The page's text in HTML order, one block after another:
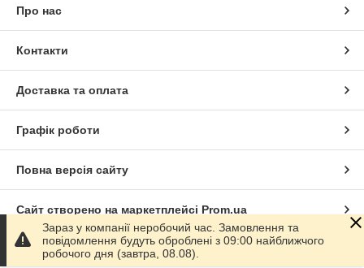
Про нас
Контакти
Доставка та оплата
Графік роботи
Повна версія сайту
Сайт створено на маркетплейсі Prom.ua
Політика конфіденційності
Зараз у компанії неробочий час. Замовлення та
повідомлення будуть оброблені з 09:00 найближчого
робочого дня (завтра, 08.08).